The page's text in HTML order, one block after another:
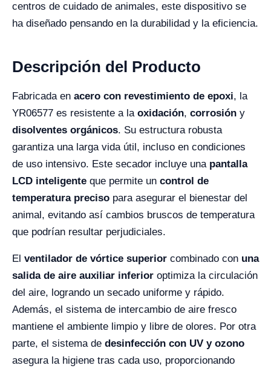
centros de cuidado de animales, este dispositivo se
ha diseñado pensando en la durabilidad y la eficiencia.
Descripción del Producto
Fabricada en acero con revestimiento de epoxi, la
YR06577 es resistente a la oxidación, corrosión y
disolventes orgánicos. Su estructura robusta
garantiza una larga vida útil, incluso en condiciones
de uso intensivo. Este secador incluye una pantalla
LCD inteligente que permite un control de
temperatura preciso para asegurar el bienestar del
animal, evitando así cambios bruscos de temperatura
que podrían resultar perjudiciales.
El ventilador de vórtice superior combinado con una
salida de aire auxiliar inferior optimiza la circulación
del aire, logrando un secado uniforme y rápido.
Además, el sistema de intercambio de aire fresco
mantiene el ambiente limpio y libre de olores. Por otra
parte, el sistema de desinfección con UV y ozono
asegura la higiene tras cada uso, proporcionando